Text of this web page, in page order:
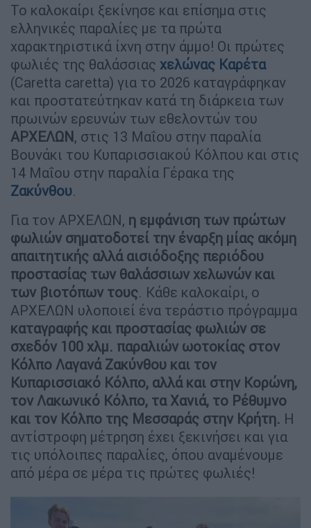
Το καλοκαίρι ξεκίνησε και επίσημα στις
ελληνικές παραλίες με τα πρώτα
χαρακτηριστικά ίχνη στην άμμο! Οι πρώτες
φωλιές της θαλάσσιας χελώνας Καρέτα
(Caretta caretta) για το 2026 καταγράφηκαν
και προστατεύτηκαν κατά τη διάρκεια των
πρωινών ερευνών των εθελοντών του
ΑΡΧΕΛΩΝ, στις 13 Μαΐου στην παραλία
Βουνάκι του Κυπαρισσιακού Κόλπου και στις
14 Μαΐου στην παραλία Γέρακα της
Ζακύνθου.
Για τον ΑΡΧΕΛΩΝ, η εμφάνιση των πρώτων
φωλιών σηματοδοτεί την έναρξη μίας ακόμη
απαιτητικής αλλά αισιόδοξης περιόδου
προστασίας των θαλάσσιων χελωνών και
των βιοτόπων τους. Κάθε καλοκαίρι, ο
ΑΡΧΕΛΩΝ υλοποιεί ένα τεράστιο πρόγραμμα
καταγραφής και προστασίας φωλιών σε
σχεδόν 100 χλμ. παραλιών ωοτοκίας στον
Κόλπο Λαγανά Ζακύνθου και τον
Κυπαρισσιακό Κόλπο, αλλά και στην Κορώνη,
τον Λακωνικό Κόλπο, τα Χανιά, το Ρέθυμνο
και τον Κόλπο της Μεσσαράς στην Κρήτη. Η
αντίστροφη μέτρηση έχει ξεκινήσει και για
τις υπόλοιπες παραλίες, όπου αναμένουμε
από μέρα σε μέρα τις πρώτες φωλιές!